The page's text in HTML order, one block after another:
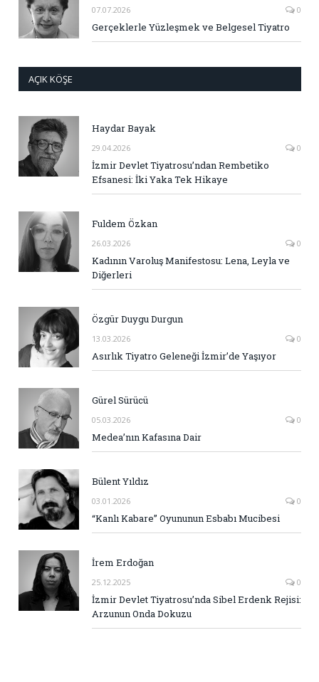
07.07.2026 0
Gerçeklerle Yüzleşmek ve Belgesel Tiyatro
AÇIK KÖŞE
Haydar Bayak
29.04.2026 0
İzmir Devlet Tiyatrosu’ndan Rembetiko
Efsanesi: İki Yaka Tek Hikaye
Fuldem Özkan
26.03.2026 0
Kadının Varoluş Manifestosu: Lena, Leyla ve
Diğerleri
Özgür Duygu Durgun
13.03.2026 0
Asırlık Tiyatro Geleneği İzmir’de Yaşıyor
Gürel Sürücü
05.03.2026 0
Medea’nın Kafasına Dair
Bülent Yıldız
03.01.2026 0
“Kanlı Kabare” Oyununun Esbabı Mucibesi
İrem Erdoğan
25.12.2025 0
İzmir Devlet Tiyatrosu’nda Sibel Erdenk Rejisi:
Arzunun Onda Dokuzu